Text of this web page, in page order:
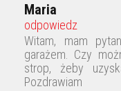
Maria
odpowiedz
Witam, mam
garażem. Czy
strop, żeby
Pozdrawiam